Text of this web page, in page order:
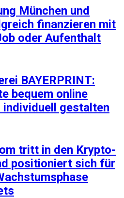
München und
finanzieren mit
oder Aufenthalt
BAYERPRINT:
bequem online
individuell gestalten
tritt in den Krypto-
positioniert sich für